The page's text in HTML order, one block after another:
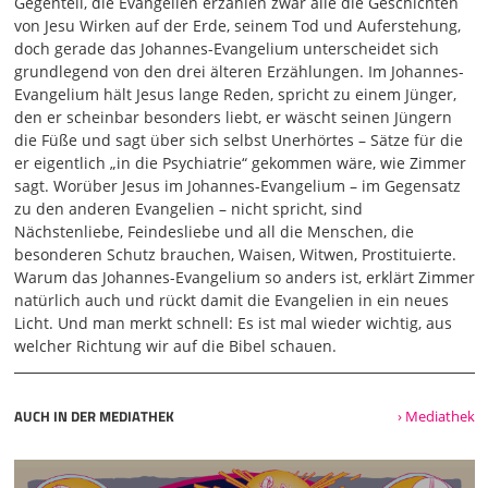
standen im Rampenlicht. Und Markus war das kleine
Entlein. Erst durch die moderne Bibelwissenschaft hat das
Markus-Evangelium eine besondere Beachtung gewonnen,
weil klar geworden ist, das Markus-Evangelium ist das
älteste Evangelium. Matthäus und Lukas haben das
Markus-Evangelium vor sich gehabt, gekannt, wenn auch
nicht in der Form, wie wir das Evangelium kennen. Es war
in einer Vorform. Also sie haben sich schon mit Markus
auseinandergesetzt. Gut, und dieser Ausdruck Synoptiker
besagt aber nicht nur, dass uns noch mehr bewusst
geworden ist, dass die ersten drei Evangelien eine
gemeinsame, ähnliche Sicht haben, sondern der Ausdruck
betont auch die Sonderrolle des Johannes-Evangeliums.
03:05
Also der Begriff Synoptiker zeigt, dass hier ein
den anderen drei im Einzelnen untersuche oder behandle,
zwischen den Synoptikern und dem Johannes-Evangelium
von Jesu Wirken auf der Erde, seinem Tod und Auferstehung,
doch gerade das Johannes-Evangelium unterscheidet sich
grundlegend von den drei älteren Erzählungen. Im Johannes-
Evangelium hält Jesus lange Reden, spricht zu einem Jünger,
den er scheinbar besonders liebt, er wäscht seinen Jüngern
die Füße und sagt über sich selbst Unerhörtes – Sätze für die
er eigentlich „in die Psychiatrie“ gekommen wäre, wie Zimmer
sagt. Worüber Jesus im Johannes-Evangelium – im Gegensatz
zu den anderen Evangelien – nicht spricht, sind
Nächstenliebe, Feindesliebe und all die Menschen, die
besonderen Schutz brauchen, Waisen, Witwen, Prostituierte.
Warum das Johannes-Evangelium so anders ist, erklärt Zimmer
natürlich auch und rückt damit die Evangelien in ein neues
Licht. Und man merkt schnell: Es ist mal wieder wichtig, aus
welcher Richtung wir auf die Bibel schauen.
AUCH IN DER MEDIATHEK › Mediathek